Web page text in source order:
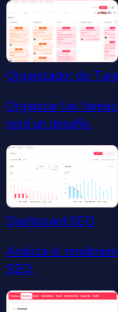
Organizador de
Organizar las
será un desafío.
Dashboard SEO
Analiza el
SEO.